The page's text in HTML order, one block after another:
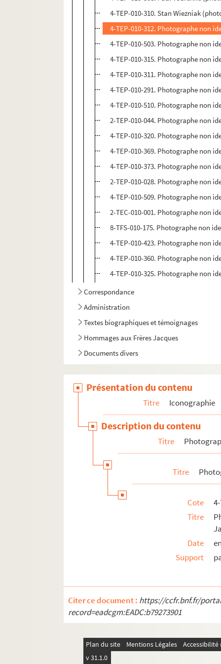
4-TEP-010-310. Stan Wiezniak
4-TEP-010-312. Photographe non
4-TEP-010-503. Photographe non
4-TEP-010-315. Photographe non
4-TEP-010-311. Photographe non
4-TEP-010-291. Photographe non
4-TEP-010-510. Photographe non
2-TEP-010-044. Photographe non
4-TEP-010-320. Photographe non
4-TEP-010-369. Photographe non
4-TEP-010-373. Photographe non
2-TEP-010-028. Photographe non
4-TEP-010-509. Photographe non
2-TEC-010-001. Photographe non
8-TFS-010-175. Photographe non
4-TEP-010-423. Photographe non
4-TEP-010-360. Photographe non
4-TEP-010-325. Photographe non
Correspondance
Administration
Textes biographiques et témoignages
Hommages aux Frères Jacques
Documents divers
Présentation du contenu
Titre Iconographie
Description du contenu
Titre
Titre
Cote
Titre
Date
Support
Citer ce document : https://ccfr.bnf.fr/
record=eadcgm:EADC:b79273901
Plan du site Mentions Légales
v 31.1.0